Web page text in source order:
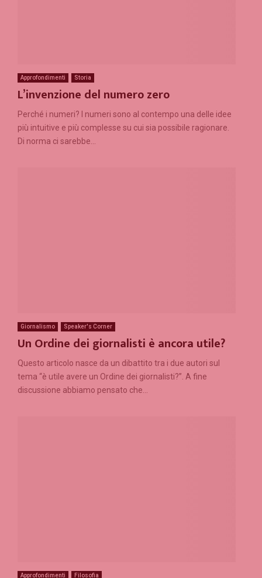
Approfondimenti Storia
L’invenzione del numero zero
Perché i numeri? I numeri sono al contempo una delle idee
più intuitive e più complesse su cui sia possibile ragionare.
Di norma ci sarebbe...
Giornalismo Speaker's Corner
Un Ordine dei giornalisti è ancora utile?
Questo articolo nasce da un dibattito tra i due autori sul
tema “è utile avere un Ordine dei giornalisti?”. A fine
discussione abbiamo pensato che...
Approfondimenti Filosofia